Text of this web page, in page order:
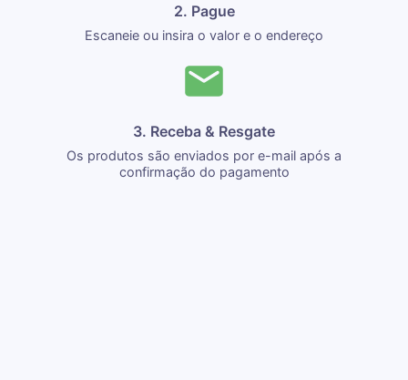
2. Pague
Escaneie ou insira o valor e o endereço
3. Receba & Resgate
Os produtos são enviados por e-mail após a
confirmação do pagamento